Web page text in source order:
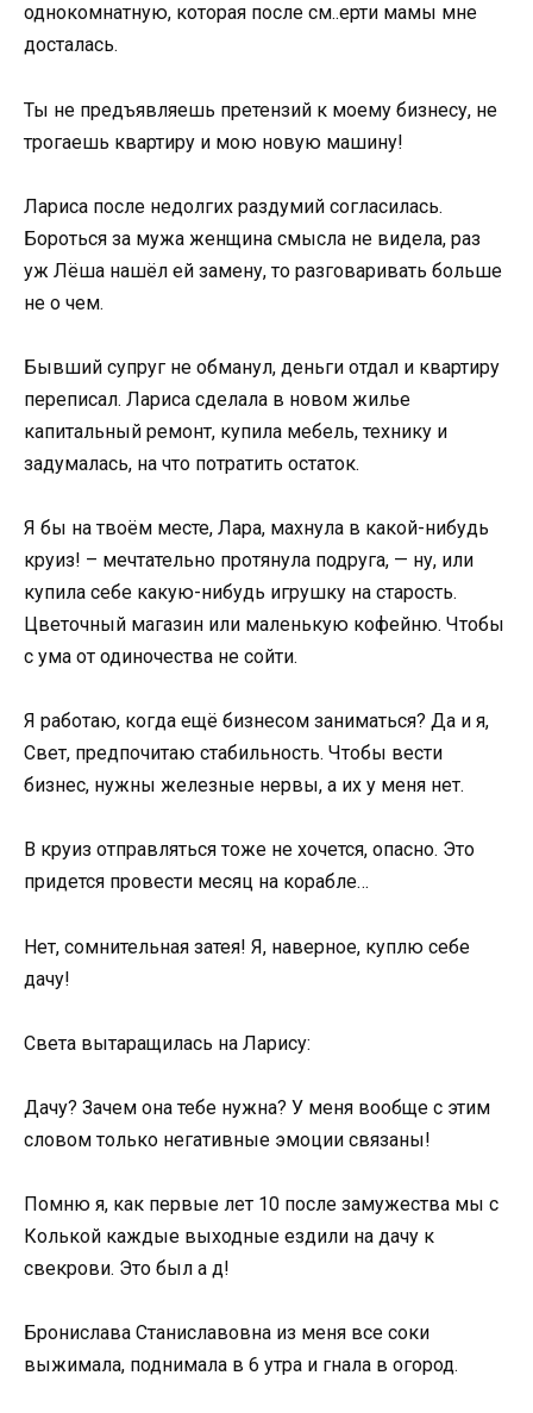
однокомнатную, которая после см..ерти мамы мне
досталась.
Ты не предъявляешь претензий к моему бизнесу, не
трогаешь квартиру и мою новую машину!
Лариса после недолгих раздумий согласилась.
Бороться за мужа женщина смысла не видела, раз
уж Лёша нашёл ей замену, то разговаривать больше
не о чем.
Бывший супруг не обманул, деньги отдал и квартиру
переписал. Лариса сделала в новом жилье
капитальный ремонт, купила мебель, технику и
задумалась, на что потратить остаток.
Я бы на твоём месте, Лара, махнула в какой-нибудь
круиз! – мечтательно протянула подруга, — ну, или
купила себе какую-нибудь игрушку на старость.
Цветочный магазин или маленькую кофейню. Чтобы
с ума от одиночества не сойти.
Я работаю, когда ещё бизнесом заниматься? Да и я,
Свет, предпочитаю стабильность. Чтобы вести
бизнес, нужны железные нервы, а их у меня нет.
В круиз отправляться тоже не хочется, опасно. Это
придется провести месяц на корабле…
Нет, сомнительная затея! Я, наверное, куплю себе
дачу!
Света вытаращилась на Ларису:
Дачу? Зачем она тебе нужна? У меня вообще с этим
словом только негативные эмоции связаны!
Помню я, как первые лет 10 после замужества мы с
Колькой каждые выходные ездили на дачу к
свекрови. Это был а д!
Бронислава Станиславовна из меня все соки
выжимала, поднимала в 6 утра и гнала в огород.